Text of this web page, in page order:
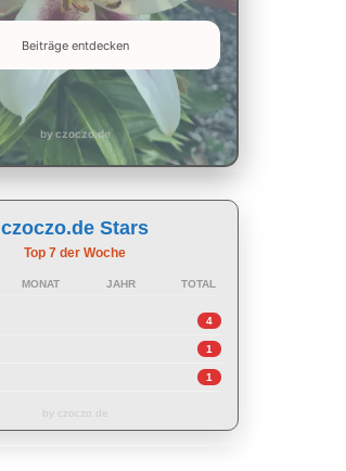
Beiträge entdecken
by czoczo.de
czoczo.de Stars
Top 7 der Woche
MONAT JAHR TOTAL
4
1
1
by czoczo.de